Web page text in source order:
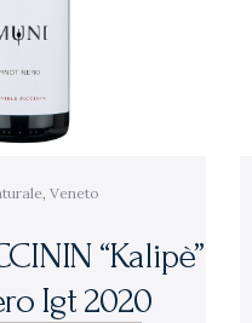
,Veneto
“Kalipè”
Igt 2020